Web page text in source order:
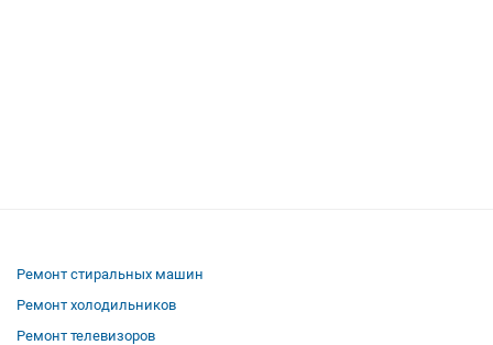
Ремонт стиральных машин
Ремонт холодильников
Ремонт телевизоров